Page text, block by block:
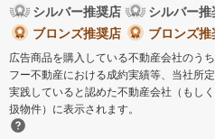
シルバー推奨店
シルバー
ブロンズ推奨店
ブロンズ
広告商品を購入している不動産会社のう
フー不動産における成約実績等、当社所
実践していると認めた不動産会社（もし
扱物件）に表示されます。